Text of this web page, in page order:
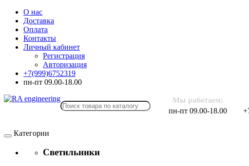
О нас
Доставка
Оплата
Контакты
Личный кабинет
Регистрация
Авторизация
+7(999)6752319
пн-пт 09.00-18.00
Мы работаем:
пн-пт 09.00-18.00
Категории
Светильники